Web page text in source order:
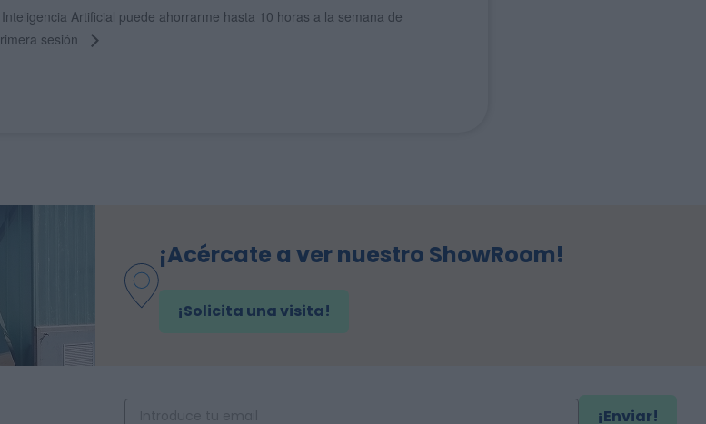
Artificial puede ahorrarme hasta 10 horas a la semana de
sesión
¡Acércate a ver nuestro ShowRoom!
¡Solicita una visita!
¡Enviar!